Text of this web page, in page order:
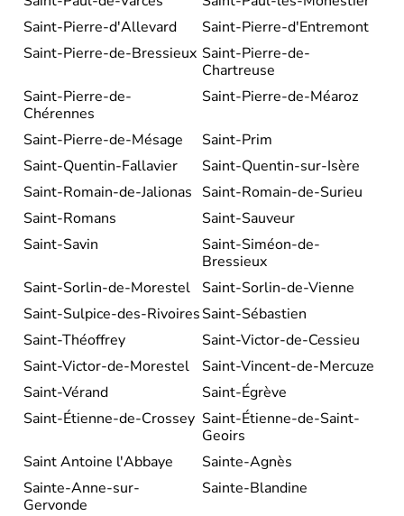
Saint-Pierre-d'Allevard
Saint-Pierre-d'Entremont
Saint-Pierre-de-Bressieux Saint-Pierre-de-
Chartreuse
Saint-Pierre-de-
Chérennes
Saint-Pierre-de-Méaroz
Saint-Pierre-de-Mésage
Saint-Prim
Saint-Quentin-Fallavier
Saint-Quentin-sur-Isère
Saint-Romain-de-Jalionas Saint-Romain-de-Surieu
Saint-Romans
Saint-Sauveur
Saint-Savin
Saint-Siméon-de-
Bressieux
Saint-Sorlin-de-Morestel
Saint-Sorlin-de-Vienne
Saint-Sulpice-des-RivoiresSaint-Sébastien
Saint-Théoffrey
Saint-Victor-de-Cessieu
Saint-Victor-de-Morestel
Saint-Vincent-de-Mercuze
Saint-Vérand
Saint-Égrève
Saint-Étienne-de-Crossey Saint-Étienne-de-Saint-
Geoirs
Saint Antoine l'Abbaye
Sainte-Agnès
Sainte-Anne-sur-
Gervonde
Sainte-Blandine